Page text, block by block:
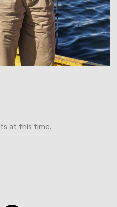
at this time.